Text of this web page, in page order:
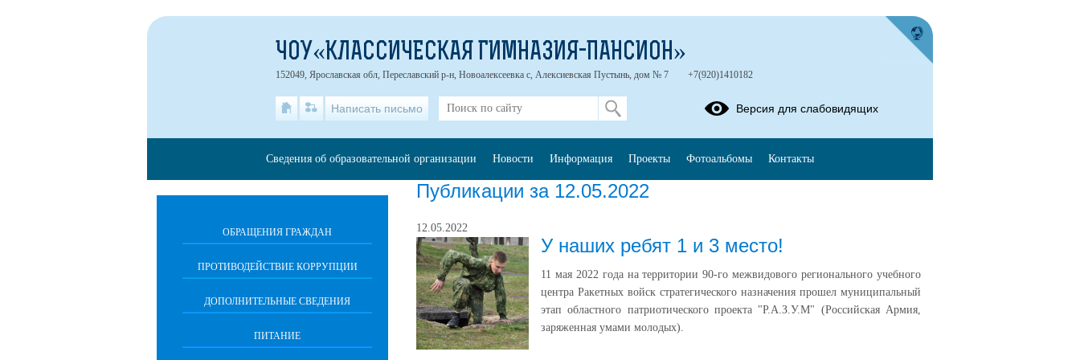
Публикации за 12.05.2022
12.05.2022
У наших ребят 1 и 3 место!
11 мая 2022 года на территории 90-го межвидового регионального учебного
центра Ракетных войск стратегического назначения прошел муниципальный
этап областного патриотического проекта "Р.А.З.У.М" (Российская Армия,
заряженная умами молодых).
ОБРАЩЕНИЯ ГРАЖДАН
ПРОТИВОДЕЙСТВИЕ КОРРУПЦИИ
ДОПОЛНИТЕЛЬНЫЕ СВЕДЕНИЯ
ПИТАНИЕ
ЧОУ«КЛАССИЧЕСКАЯ ГИМНАЗИЯ-ПАНСИОН»
152049, Ярославская обл, Переславский р-н, Новоалексеевка с, Алексиевская Пустынь, дом № 7 +7(920)1410182
Написать письмо Версия для слабовидящих
Сведения об образовательной организации Новости Информация Проекты Фотоальбомы Контакты